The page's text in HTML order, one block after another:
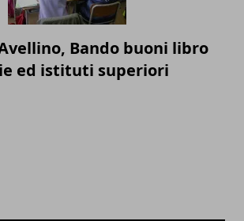
Bando buoni libro
ed istituti superiori